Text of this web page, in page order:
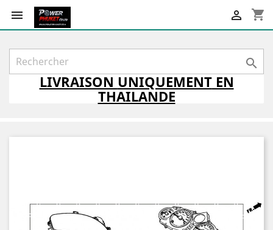
 shopping_cart


LIVRAISON UNIQUEMENTEN
THAILANDE